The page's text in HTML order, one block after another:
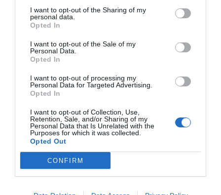
I want to opt-out of the Sharing of my
personal data.
Opted In
I want to opt-out of the Sale of my
Personal Data.
Opted In
I want to opt-out of processing my
Personal Data for Targeted Advertising.
Opted In
I want to opt-out of Collection, Use,
Retention, Sale, and/or Sharing of my
Personal Data that Is Unrelated with the
Purposes for which it was collected.
Opted Out
CONFIRM
suficientes, sin brigadas permanentes todo el año, sin
limpieza de montes, sin prevención. Y eso sí, cada vez
palabras huecas mientras los vecinos pierden sus
casas, sus cultivos y su futuro.
Es inadmisible que se escatime en prevención. Es una
irresponsabilidad criminal. Porque cada euro no
invertido en limpiar un barranco, vigilar un bosque o
reforzar un cauce se convierte en millones perdidos y
vidas arrasadas.